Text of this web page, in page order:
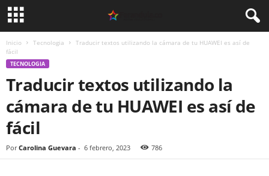
Inicio Tecnologia
Traducir textos utilizando la cámara de tu HUAWEI es así de
fácil
TECNOLOGIA
Traducir textos utilizando la
cámara de tu HUAWEI es así de
fácil
Por Carolina Guevara - 6 febrero, 2023 786